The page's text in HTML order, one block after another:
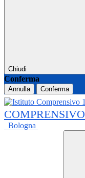
Chiudi
Conferma
Annulla Conferma
COMPRENSIVO
Bologna